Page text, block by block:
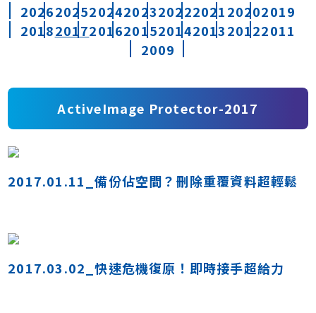
20262025202420232022202120202019
20182017201620152014201320122011
2009
ActiveImage Protector-2017
2017.01.11_備份佔空間？刪除重覆資料超輕鬆
2017.03.02_快速危機復原！即時接手超給力